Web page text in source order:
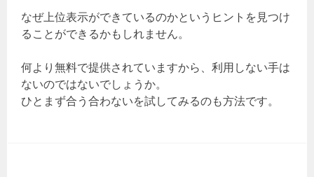
なぜ上位表示ができているのかというヒントを見つけ
ることができるかもしれません。
何より無料で提供されていますから、利用しない手は
ないのではないでしょうか。
ひとまず合う合わないを試してみるのも方法です。